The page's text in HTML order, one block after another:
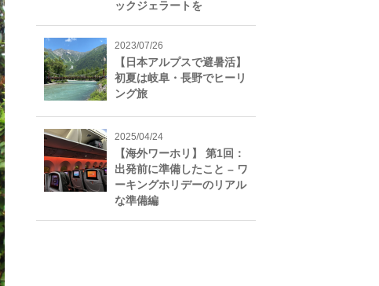
ックジェラートを
2023/07/26
【日本アルプスで避暑活】
初夏は岐阜・長野でヒーリ
ング旅
2025/04/24
【海外ワーホリ】 第1回：
出発前に準備したこと – ワ
ーキングホリデーのリアル
な準備編